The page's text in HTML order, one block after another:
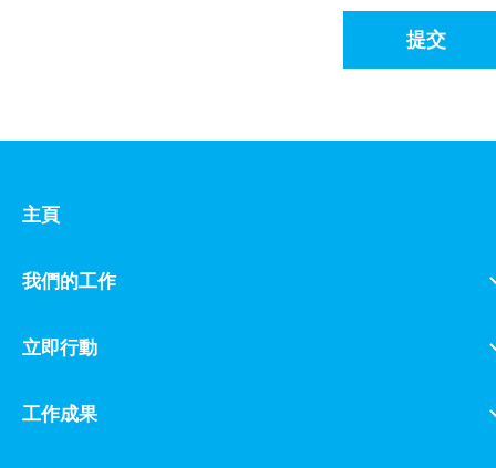
提交
主頁
我們的工作
立即行動
工作成果